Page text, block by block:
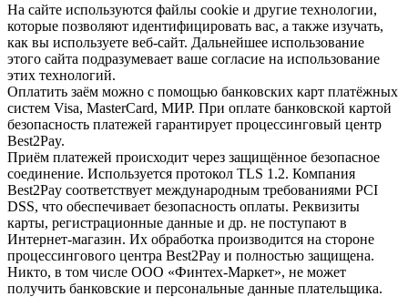
На сайте используются файлы cookie и другие технологии,
которые позволяют идентифицировать вас, а также изучать,
как вы используете веб-сайт. Дальнейшее использование
этого сайта подразумевает ваше согласие на использование
этих технологий.
Оплатить заём можно с помощью банковских карт платёжных
систем Visa, MasterCard, МИР. При оплате банковской картой
безопасность платежей гарантирует процессинговый центр
Best2Pay.
Приём платежей происходит через защищённое безопасное
соединение. Используется протокол TLS 1.2. Компания
Best2Pay соответствует международным требованиями PCI
DSS, что обеспечивает безопасность оплаты. Реквизиты
карты, регистрационные данные и др. не поступают в
Интернет-магазин. Их обработка производится на стороне
процессингового центра Best2Pay и полностью защищена.
Никто, в том числе ООО «Финтех-Маркет», не может
получить банковские и персональные данные плательщика.